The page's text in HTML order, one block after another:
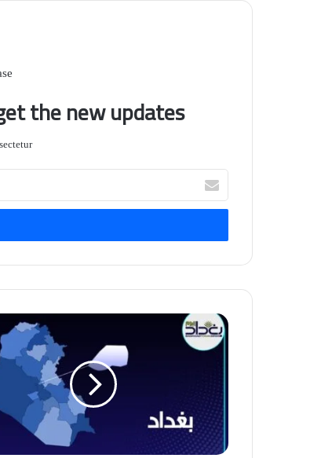
the new updates!
بريدك
الإلكتروني